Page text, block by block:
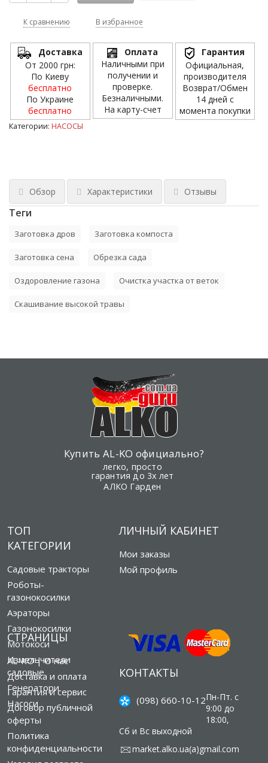
К сравнению В избранное
Доставка
От 2000 грн:
По Киеву
бесплатно
По Украине
бесплатно
Оплата
Наличными при
получении и
проверке.
Безналичными.
На карту-счет
Гарантия
Официальная,
производителя
Возврат/Обмен
14 дней с
момента покупки
Категории: НАСОСЫ
Обзор Характеристики Отзывы
Теги
Заготовка дров Заготовка компоста
Заготовка сена Обрезка сада
Оздоровление газона Очистка участка от веток
Скашивание высокой травы
Купить AL-KO официально?
легко, просто
гарантия до 3х лет
АЛКО Гарден
ТОП
КАТЕГОРИИ
Садовые тракторы
Роботы-
газонокосилки
Аэраторы
Газонокосилки
Мотокоси
Измельчители
садовые
Генератори
Насоси
СТРАНИЦЫ
AL-KO | О нас
Доставка и оплата
Гарантия и сервис
Договор публичной
оферты
Политика
конфиденциальности
ЛИЧНЫЙ КАБИНЕТ
Мои заказы
Мой профиль
КОНТАКТЫ
(098) 660-10-12Пн-Пт. с
9:00 до
18:00,
Сб и Вс выходной
market.alko.ua(а)gmail.com